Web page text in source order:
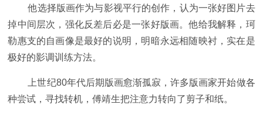
他选择版画作为与影视平行的创作，认为一张好图片去
掉中间层次，强化反差后必是一张好版画。他给我解释，珂
勒惠支的自画像是最好的说明，明暗永远相随映衬，实在是
极好的影调训练方法。
上世纪80年代后期版画愈渐孤寂，许多版画家开始做各
种尝试，寻找转机，傅靖生把注意力转向了剪子和纸。